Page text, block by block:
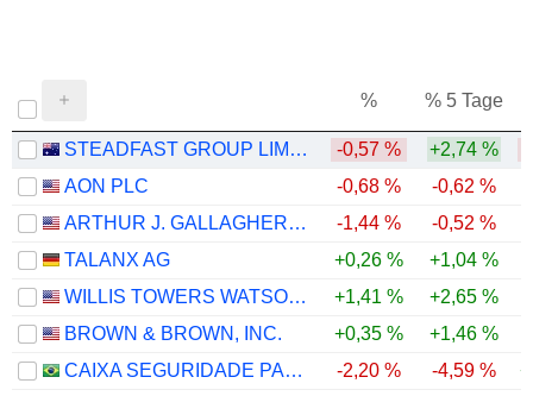
% % 5 Tage
STEADFAST GROUP LIMITED -0,57 % +2,74 %
AON PLC
-0,68 % -0,62 %
ARTHUR J. GALLAGHER & CO.
-1,44 % -0,52 %
TALANX AG
+0,26 % +1,04 %
WILLIS TOWERS WATSON PUBLIC LIMITED COMPANY
+1,41 % +2,65 %
BROWN & BROWN, INC.
+0,35 % +1,46 %
CAIXA SEGURIDADE PARTICIPAÇÕES S.A.
-2,20 % -4,59 %